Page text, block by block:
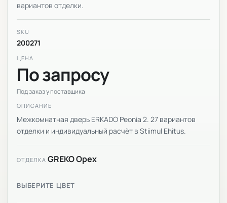
вариантов отделки.
SKU
200271
ЦЕНА
По запросу
Под заказ у поставщика
ОПИСАНИЕ
Межкомнатная дверь ERKADO Peonia 2. 27 вариантов
отделки и индивидуальный расчёт в Stiimul Ehitus.
ОТДЕЛКА GREKO Орех
ВЫБЕРИТЕ ЦВЕТ